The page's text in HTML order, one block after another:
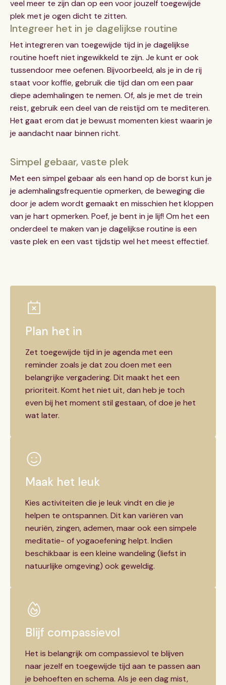
veel meer te zijn dan op een voor jouzelf toegewijde
plek met je ogen dicht te zitten.
Integreer het in je dagelijkse routine
Het integreren van toegewijde tijd in je dagelijkse
routine hoeft niet ingewikkeld te zijn. Je kunt er ook
tussendoor mee oefenen. Bijvoorbeeld, als je in de rij
staat voor koffie, gebruik die tijd dan om een paar
diepe ademhalingen te nemen. Of, als je met de trein
reist, gebruik een deel van de reistijd om te mediteren.
Het gaat erom dat je bewust momenten kiest waarin je
je aandacht naar binnen richt.
Simpel gebaar, vaste plek
Met een simpel gebaar als een hand op de borst kun je
je ademhalingsfrequentie opmerken, de beweging die
door je adem wordt gemaakt en misschien het kloppen
van je hart opmerken. Poef, je bent in je lijf! Om het een
onderdeel te maken van je dagelijkse routine is een
vaste plek en een vast tijdstip wel het meest effectief.
Plan het in
Zet toegewijde tijd in je agenda met een
reminder zoals je dat zou doen met een
belangrijke vergadering. Dit maakt het een
prioriteit. Komt het niet uit, dan heb je toch
even bij het moment stil gestaan, of doe je het
wat later.
Maak het leuk
Kies activiteiten die je leuk vindt en die je
helpen te ontspannen. Dit kan variëren van
neuriën, zingen, ademen, maar ook een simpele
meditatie- of yogaoefening helpt. Indien
beschikbaar is een kleine wandeling (liefst in
natuurlijke omgeving) ook geweldig.
Blijf compassievol
Het is belangrijk om compassievol te blijven
naar jezelf en toegewijde tijd aan te passen aan
je behoeften en schema. Als je een dag mist,